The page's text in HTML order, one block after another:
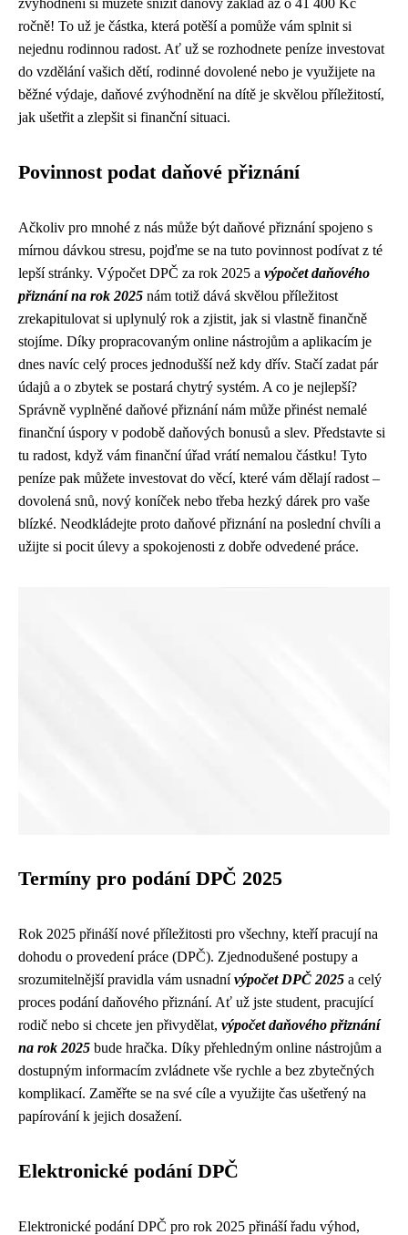
zvýhodnění si můžete snížit daňový základ až o 41 400 Kč
ročně! To už je částka, která potěší a pomůže vám splnit si
nejednu rodinnou radost. Ať už se rozhodnete peníze investovat
do vzdělání vašich dětí, rodinné dovolené nebo je využijete na
běžné výdaje, daňové zvýhodnění na dítě je skvělou příležitostí,
jak ušetřit a zlepšit si finanční situaci.
Povinnost podat daňové přiznání
Ačkoliv pro mnohé z nás může být daňové přiznání spojeno s
mírnou dávkou stresu, pojďme se na tuto povinnost podívat z té
lepší stránky. Výpočet DPČ za rok 2025 a výpočet daňového
přiznání na rok 2025 nám totiž dává skvělou příležitost
zrekapitulovat si uplynulý rok a zjistit, jak si vlastně finančně
stojíme. Díky propracovaným online nástrojům a aplikacím je
dnes navíc celý proces jednodušší než kdy dřív. Stačí zadat pár
údajů a o zbytek se postará chytrý systém. A co je nejlepší?
Správně vyplněné daňové přiznání nám může přinést nemalé
finanční úspory v podobě daňových bonusů a slev. Představte si
tu radost, když vám finanční úřad vrátí nemalou částku! Tyto
peníze pak můžete investovat do věcí, které vám dělají radost –
dovolená snů, nový koníček nebo třeba hezký dárek pro vaše
blízké. Neodkládejte proto daňové přiznání na poslední chvíli a
užijte si pocit úlevy a spokojenosti z dobře odvedené práce.
Termíny pro podání DPČ 2025
Rok 2025 přináší nové příležitosti pro všechny, kteří pracují na
dohodu o provedení práce (DPČ). Zjednodušené postupy a
srozumitelnější pravidla vám usnadnívýpočet DPČ 2025 a celý
proces podání daňového přiznání. Ať už jste student, pracující
rodič nebo si chcete jen přivydělat, výpočet daňového přiznání
na rok 2025 bude hračka. Díky přehledným online nástrojům a
dostupným informacím zvládnete vše rychle a bez zbytečných
komplikací. Zaměřte se na své cíle a využijte čas ušetřený na
papírování k jejich dosažení.
Elektronické podání DPČ
Elektronické podání DPČ pro rok 2025 přináší řadu výhod,